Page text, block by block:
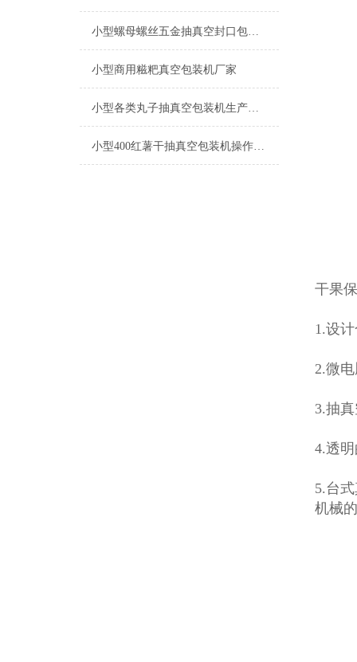
小型螺母螺丝五金抽真空封口包装机的参数
小型商用糍粑真空包装机厂家
小型各类丸子抽真空包装机生产厂家
小型400红薯干抽真空包装机操作简单
干果
1.设
2.微
3.抽
4.透
5.台
机械